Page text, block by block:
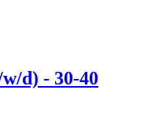
d) - 30-40